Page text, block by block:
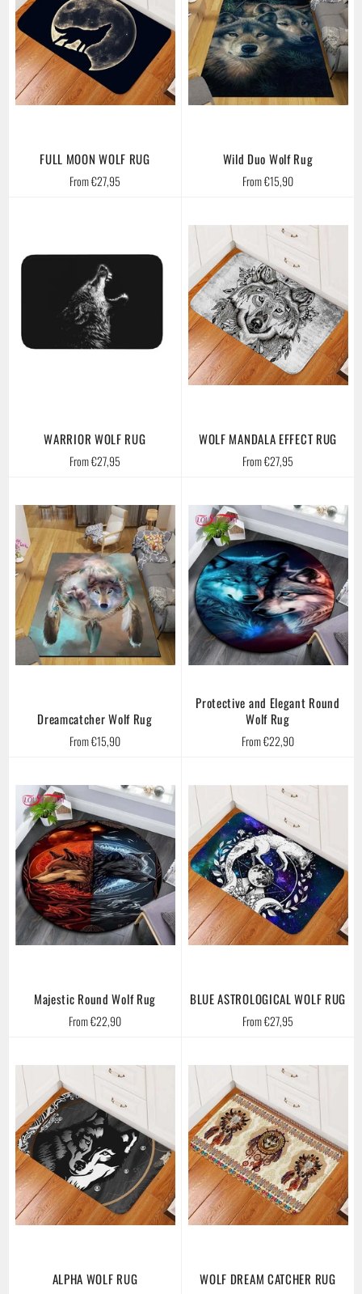
FULL MOON WOLF RUG
From €27,95
Wild Duo Wolf Rug
From €15,90
WARRIOR WOLF RUG
From €27,95
WOLF MANDALA EFFECT RUG
From €27,95
Dreamcatcher Wolf Rug
From €15,90
Protective and Elegant Round
Wolf Rug
From €22,90
Majestic Round Wolf Rug
From €22,90
BLUE ASTROLOGICAL WOLF RUG
From €27,95
ALPHA WOLF RUG WOLF DREAM CATCHER RUG